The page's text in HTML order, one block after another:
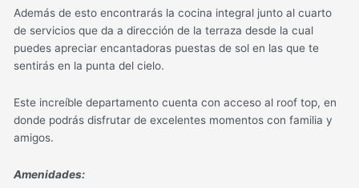
Además de esto encontrarás la cocina integral junto al cuarto
de servicios que da a dirección de la terraza desde la cual
puedes apreciar encantadoras puestas de sol en las que te
sentirás en la punta del cielo.
Este increíble departamento cuenta con acceso al roof top, en
donde podrás disfrutar de excelentes momentos con familia y
amigos.
Amenidades: